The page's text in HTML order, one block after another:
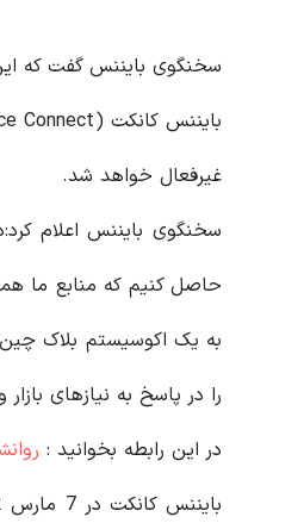
سخنگوی بایننس گفت که این
غیرفعال خواهد شد.
سخنگوی بایننس اعلام
حاصل کنیم که منابع ما
به یک اکوسیستم بلاک
را در پاسخ به نیازهای
در این رابطه بخوانید‌ :